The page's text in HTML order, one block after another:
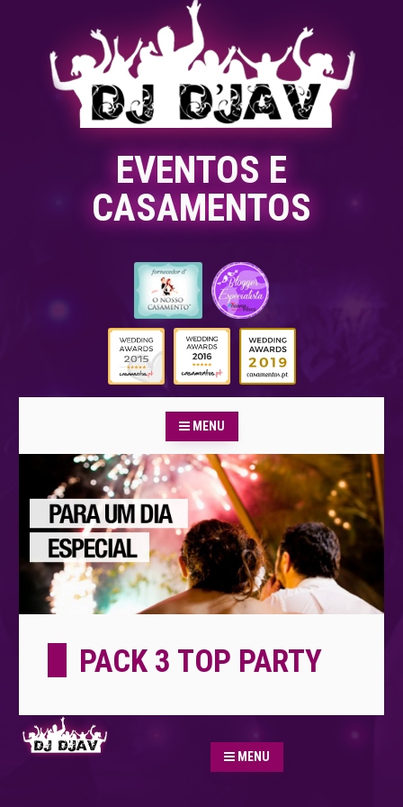
EVENTOS E
CASAMENTOS
MENU
PACK 3 TOP PARTY
MENU